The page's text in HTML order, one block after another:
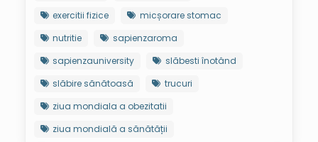
exercitii fizice
micșorare stomac
nutritie
sapienzaroma
sapienzauniversity
slăbesti înotând
slăbire sănătoasă
trucuri
ziua mondiala a obezitatii
ziua mondială a sănătății